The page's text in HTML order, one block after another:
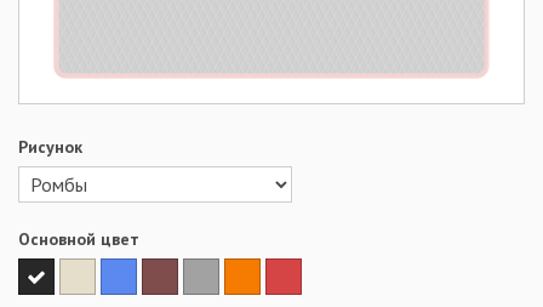
Рисунок
Основной цвет